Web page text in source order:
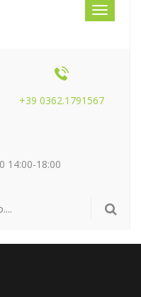
+39 0362.1791567
14:00-18:00